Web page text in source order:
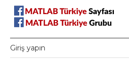
Giriş yapın